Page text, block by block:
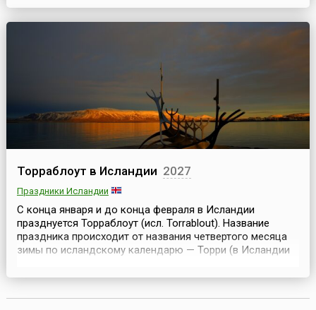
супругов должен зазывать и задабривать новый месяц,
однако большинство (во главе с фольклористом И.
Торраблоут в Исландии 2027
Праздники Исландии
С конца января и до конца февраля в Исландии
празднуется Торраблоут (исл. Torrablout). Название
праздника происходит от названия четвертого месяца
зимы по исландскому календарю — Торри (в Исландии
зиму), который, по древнеисландской традиции,